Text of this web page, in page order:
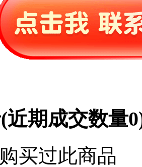
(近期成交数量0
买过此商品